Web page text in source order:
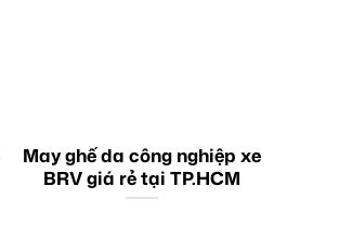
May ghế da công nghiệp xe
BRV giá rẻ tại TP.HCM